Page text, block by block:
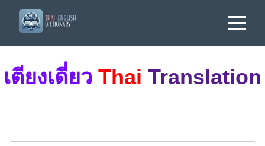
เตียงเดี่ยว Thai Translation